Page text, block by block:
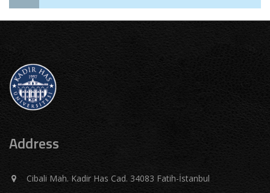
Address
Cibali Mah. Kadir Has Cad. 34083 Fatih-İstanbul